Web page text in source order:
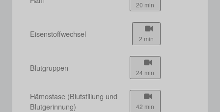
20 min
Eisenstoffwechsel 2 min
Blutgruppen 24 min
Hämostase (Blutstillung und
Blutgerinnung)
42 min